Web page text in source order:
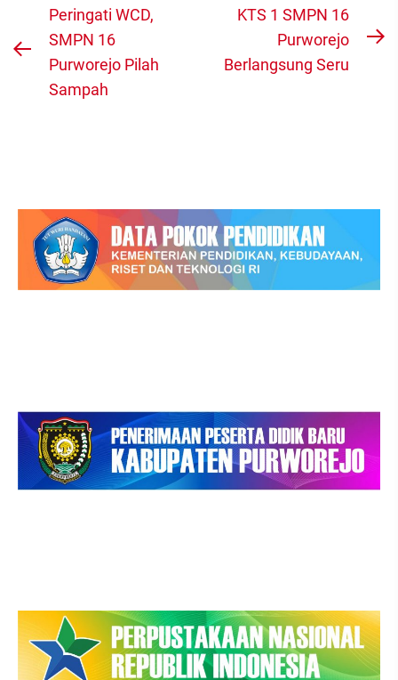
Navigasi
pos
Previous
Peringati WCD,
SMPN 16
Purworejo Pilah
Sampah
KTS 1 SMPN 16
Purworejo
Berlangsung Seru